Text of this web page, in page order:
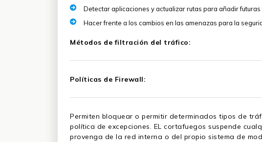
Detectar aplicaciones y actualizar rutas para añadir
Hacer frente a los cambios en las amenazas para la
Métodos de filtración del tráfico:
Políticas de Firewall:
Permiten bloquear o permitir determinados tipos de
política de excepciones. EL cortafuegos suspende
provenga de la red interna o del propio sistema de